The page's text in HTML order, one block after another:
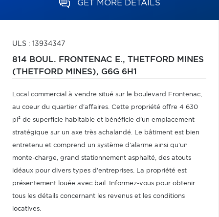
GET MORE DETAILS
ULS : 13934347
814 BOUL. FRONTENAC E., THETFORD MINES
(THETFORD MINES), G6G 6H1
Local commercial à vendre situé sur le boulevard Frontenac,
au coeur du quartier d'affaires. Cette propriété offre 4 630
pi² de superficie habitable et bénéficie d'un emplacement
stratégique sur un axe très achalandé. Le bâtiment est bien
entretenu et comprend un système d'alarme ainsi qu'un
monte-charge, grand stationnement asphalté, des atouts
idéaux pour divers types d'entreprises. La propriété est
présentement louée avec bail. Informez-vous pour obtenir
tous les détails concernant les revenus et les conditions
locatives.